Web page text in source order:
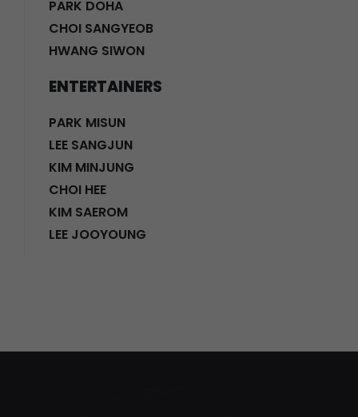
PARK DOHA
CHOI SANGYEOB
HWANG SIWON
ENTERTAINERS
PARK MISUN
LEE SANGJUN
KIM MINJUNG
CHOI HEE
KIM SAEROM
LEE JOOYOUNG